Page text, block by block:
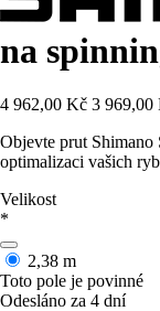
na
4 962,00 Kč 3 969,00
Objevte prut Shimano
optimalizaci vašich
Velikost
*
2,38 m
Toto pole je povinné
Odesláno za 4 dní